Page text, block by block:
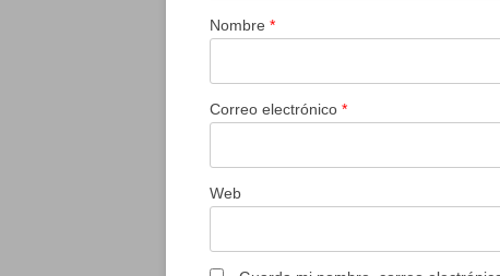
Nombre *
Correo electrónico *
Web